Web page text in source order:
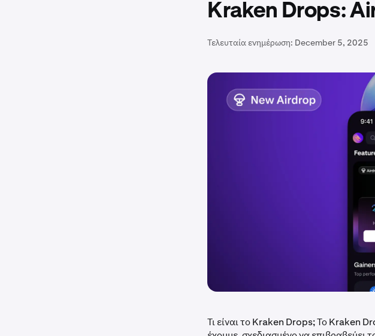
Kraken Drops:
Τελευταία ενημέρωση: December 5, 2025
Τι είναι το Kraken Drops; Το Kraken